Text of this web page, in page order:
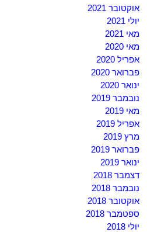
אוקטובר 2021
יולי 2021
מאי 2021
מאי 2020
אפריל 2020
פברואר 2020
ינואר 2020
נובמבר 2019
מאי 2019
אפריל 2019
מרץ 2019
פברואר 2019
ינואר 2019
דצמבר 2018
נובמבר 2018
אוקטובר 2018
ספטמבר 2018
יולי 2018